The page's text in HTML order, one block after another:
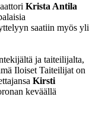
Krista Antila
saatiin myös yli
ja taiteilijalta,
Iloiset Taiteilijat on
Kirsti
keväällä